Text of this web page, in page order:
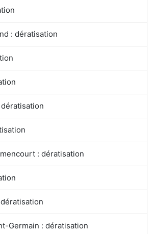
: dératisation
: dératisation
Germain : dératisation